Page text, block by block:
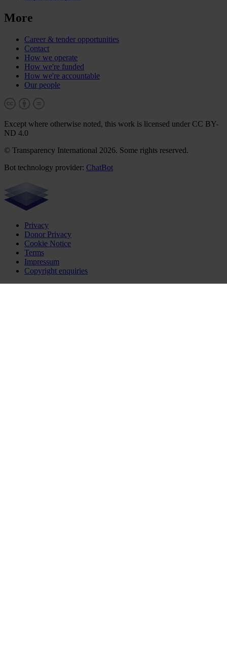
More
Career & tender opportunities
Contact
How we operate
How we're funded
How we're accountable
Our people
Except where otherwise noted, this work is licensed under CC BY-
ND 4.0
© Transparency International 2026. Some rights reserved.
Bot technology provider: ChatBot
Privacy
Donor Privacy
Cookie Notice
Terms
Impressum
Copyright enquiries